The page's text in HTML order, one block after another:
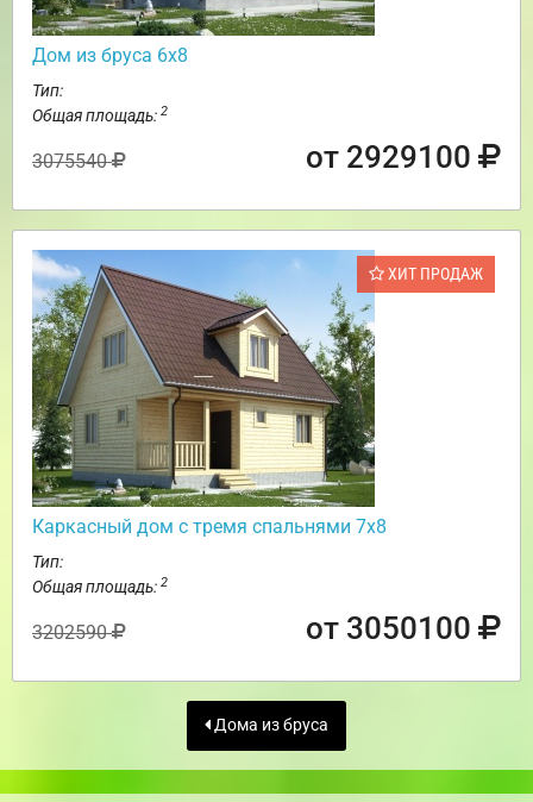
Дом из бруса 6х8
Тип:
Общая площадь: 2
3075540 от 2929100
ХИТ ПРОДАЖ
Каркасный дом с тремя спальнями 7х8
Тип:
Общая площадь: 2
3202590 от 3050100
Дома из бруса